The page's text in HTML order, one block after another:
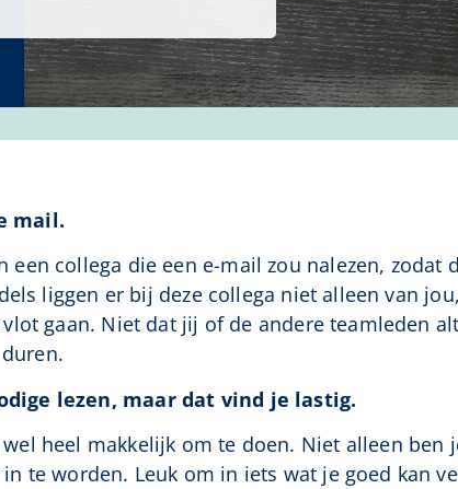
mail.
een collega die een e-mail zou nalezen, zodat
liggen er bij deze collega niet alleen van
gaan. Niet dat jij of de andere teamleden
lezen, maar dat vind je lastig.
heel makkelijk om te doen. Niet alleen ben
te worden. Leuk om in iets wat je goed kan